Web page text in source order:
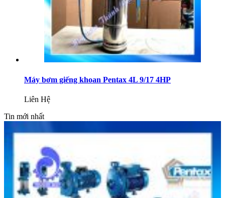
Máy bơm giếng khoan Pentax 4L 9/17 4HP
Liên Hệ
Tin mới nhất